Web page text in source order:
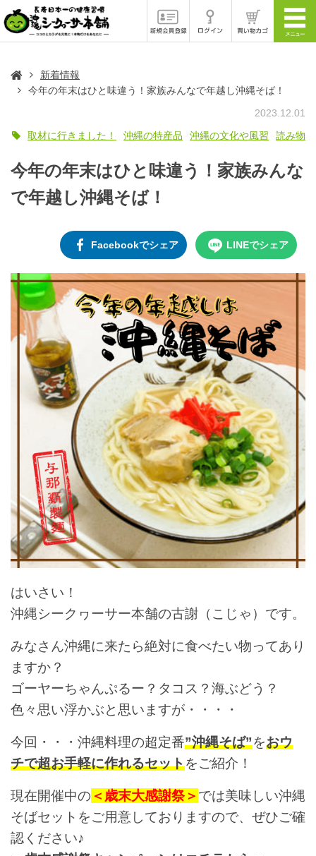
新着情報
今年の年末はひと味違う！家族みんなで年越し沖縄そば！
2023.12.01
取材に行きました！
沖縄の特産品 沖縄の文化や風習 読み物
今年の年末はひと味違う！家族みんな
で年越し沖縄そば！
Facebookでシェア LINEでシェア
はいさい！
沖縄シークヮーサー本舗の古謝（こじゃ）です。
みなさん沖縄に来たら絶対に食べたい物ってあり
ますか？
ゴーヤーちゃんぷるー？タコス？海ぶどう？
色々思い浮かぶと思いますが・・・・
今回・・・沖縄料理の超定番”沖縄そば”をおウ
チで超お手軽に作れるセットをご紹介！
現在開催中の ＜歳末大感謝祭＞ では美味しい沖縄
そばセットをご用意しておりますので、ぜひご確
認ください♪